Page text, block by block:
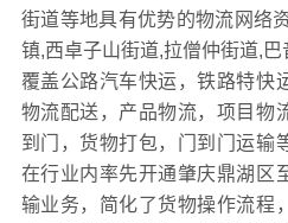
街道等地具有优势的物流网络
镇,西卓子山街道,拉僧仲街道,
覆盖公路汽车快运，铁路特快
物流配送，产品物流，项目物
到门，货物打包，门到门运输
在行业内率先开通肇庆鼎湖区
输业务，简化了货物操作流程